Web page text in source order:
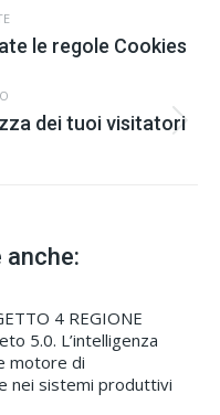
le regole Cookies
dei tuoi visitatori
4 REGIONE
5.0. L’intelligenza
motore di
nei sistemi produttivi